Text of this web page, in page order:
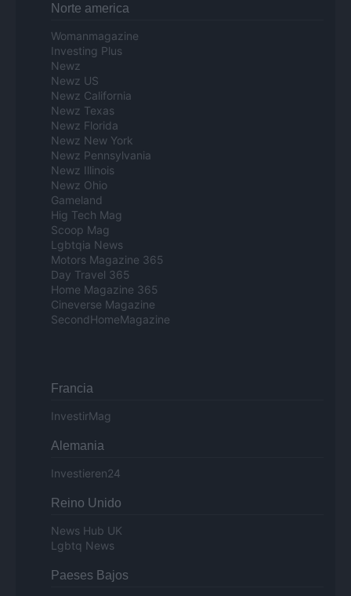
Norte america
Womanmagazine
Investing Plus
Newz
Newz US
Newz California
Newz Texas
Newz Florida
Newz New York
Newz Pennsylvania
Newz Illinois
Newz Ohio
Gameland
Hig Tech Mag
Scoop Mag
Lgbtqia News
Motors Magazine 365
Day Travel 365
Home Magazine 365
Cineverse Magazine
SecondHomeMagazine
Francia
InvestirMag
Alemania
Investieren24
Reino Unido
News Hub UK
Lgbtq News
Paeses Bajos